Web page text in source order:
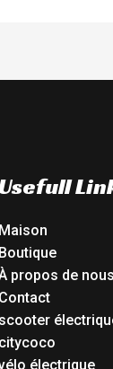
Usefull
Maison
Boutique
propos de nous
Contact
scooter
citycoco
électrique